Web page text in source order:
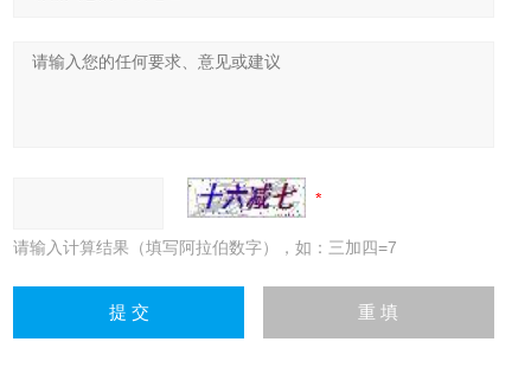
请输入计算结果（填写阿拉伯数字），如：三加四=7